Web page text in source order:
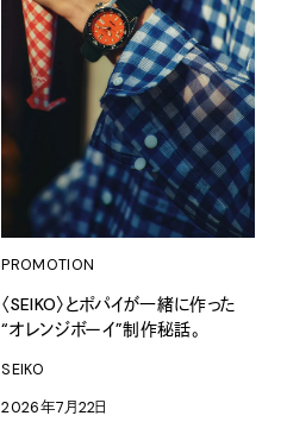
PROMOTION
〈SEIKO〉とポパイが一緒に作った
“オレンジボーイ”制作秘話。
SEIKO
2026年7月22日